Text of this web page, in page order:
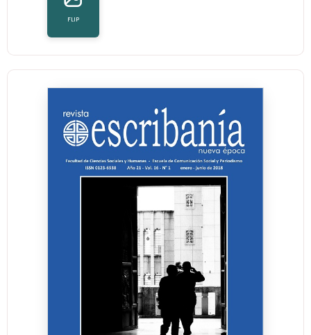
FLIP